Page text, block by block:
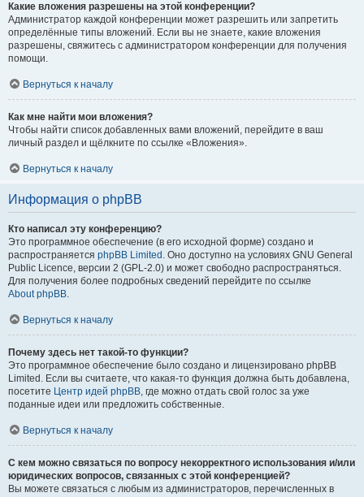
Какие вложения разрешены на этой конференции?
Администратор каждой конференции может разрешить или запретить
определённые типы вложений. Если вы не знаете, какие вложения
разрешены, свяжитесь с администратором конференции для получения
помощи.
Вернуться к началу
Как мне найти мои вложения?
Чтобы найти список добавленных вами вложений, перейдите в ваш
личный раздел и щёлкните по ссылке «Вложения».
Вернуться к началу
Информация о phpBB
Кто написал эту конференцию?
Это программное обеспечение (в его исходной форме) создано и
распространяется phpBB Limited . Оно доступно на условиях GNU General
Public Licence, версии 2 (GPL-2.0) и может свободно распространяться.
Для получения более подробных сведений перейдите по ссылке
About phpBB.
Вернуться к началу
Почему здесь нет такой-то функции?
Это программное обеспечение было создано и лицензировано phpBB
Limited. Если вы считаете, что какая-то функция должна быть добавлена,
посетите Центр идей phpBB, где можно отдать свой голос за уже
поданные идеи или предложить собственные.
Вернуться к началу
С кем можно связаться по вопросу некорректного использования и/или
юридических вопросов, связанных с этой конференцией?
Вы можете связаться с любым из администраторов, перечисленных в